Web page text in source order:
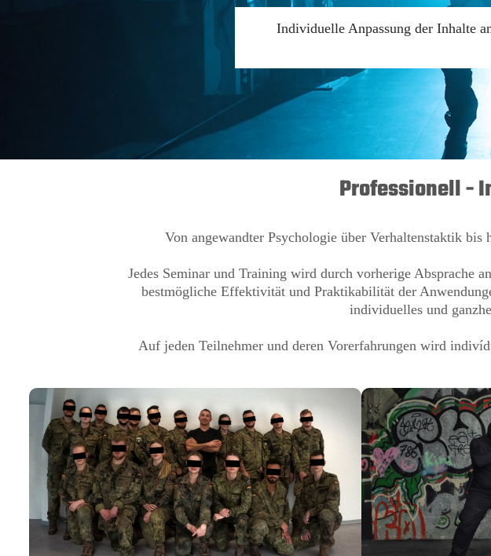
Individuelle Anpassung der Inhalte
Professionell -
Von angewandter Psychologie über Verhaltenstaktik
Jedes Seminar und Training wird durch vorherige Absprache
bestmögliche Effektivität und Praktikabilität der
individuelles und
Auf jeden Teilnehmer und deren Vorerfahrungen wird